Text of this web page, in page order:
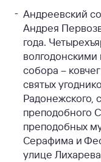
Андреевский
Андрея
года.
собора –
святых
Радонежского,
преподобного
преподобных
Серафима и
улице